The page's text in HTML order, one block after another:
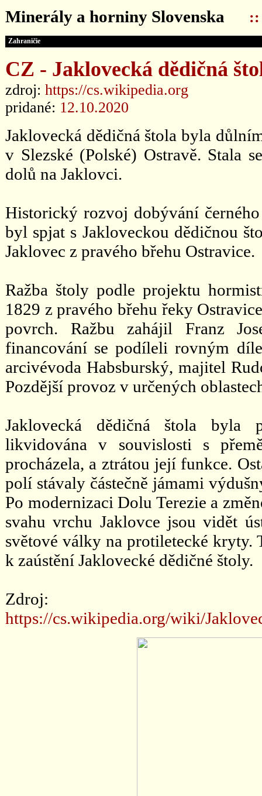
Minerály a horniny Slovenska ::
Zahraničie
CZ - Jaklovecká dědičná
zdroj: https://cs.wikipedia.org
pridané: 12.10.2020
Jaklovecká dědičná štola byla
v Slezské (Polské) Ostravě. Stala
dolů na Jaklovci.
Historický rozvoj dobývání
byl spjat s Jakloveckou dědičnou
Jaklovec z pravého břehu Ostravice.
Ražba štoly podle projektu
1829 z pravého břehu řeky
povrch. Ražbu zahájil Franz
financování se podíleli rovným
arcivévoda Habsburský, majitel
Pozdější provoz v určených
Jaklovecká dědičná štola byla
likvidována v souvislosti s
procházela, a ztrátou její funkce.
polí stávaly částečně jámami
Po modernizaci Dolu Terezie a
svahu vrchu Jaklovce jsou vidět
světové války na protiletecké kryty.
k zaústění Jaklovecké dědičné štoly.
Zdroj:
https://cs.wikipedia.org/wiki/